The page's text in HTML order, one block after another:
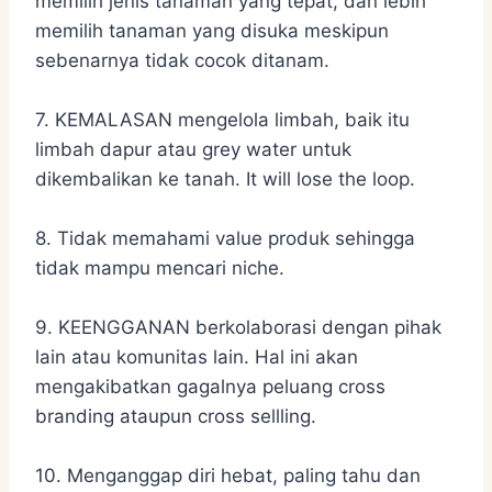
memilih tanaman yang disuka meskipun
sebenarnya tidak cocok ditanam.
7. KEMALASAN mengelola limbah, baik itu
limbah dapur atau grey water untuk
dikembalikan ke tanah. It will lose the loop.
8. Tidak memahami value produk sehingga
tidak mampu mencari niche.
9. KEENGGANAN berkolaborasi dengan pihak
lain atau komunitas lain. Hal ini akan
mengakibatkan gagalnya peluang cross
branding ataupun cross sellling.
10. Menganggap diri hebat, paling tahu dan